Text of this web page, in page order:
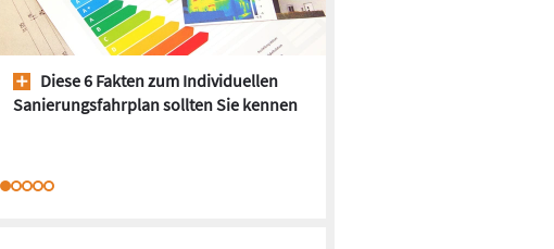
Diese 6 Fakten zum Individuellen
Sanierungsfahrplan sollten Sie kennen